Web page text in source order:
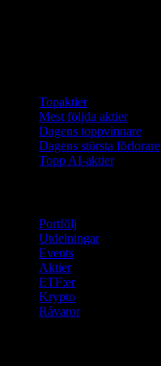
Topaktier
Mest följda aktier
Dagens toppvinnare
Dagens största förlorare
Topp AI-aktier
Portfölj
Utdelningar
Events
Aktier
ETF:er
Krypto
Råvaror